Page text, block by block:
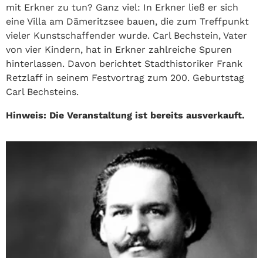
mit Erkner zu tun? Ganz viel: In Erkner ließ er sich
eine Villa am Dämeritzsee bauen, die zum Treffpunkt
vieler Kunstschaffender wurde. Carl Bechstein, Vater
von vier Kindern, hat in Erkner zahlreiche Spuren
hinterlassen. Davon berichtet Stadthistoriker Frank
Retzlaff in seinem Festvortrag zum 200. Geburtstag
Carl Bechsteins.
Hinweis: Die Veranstaltung ist bereits ausverkauft.